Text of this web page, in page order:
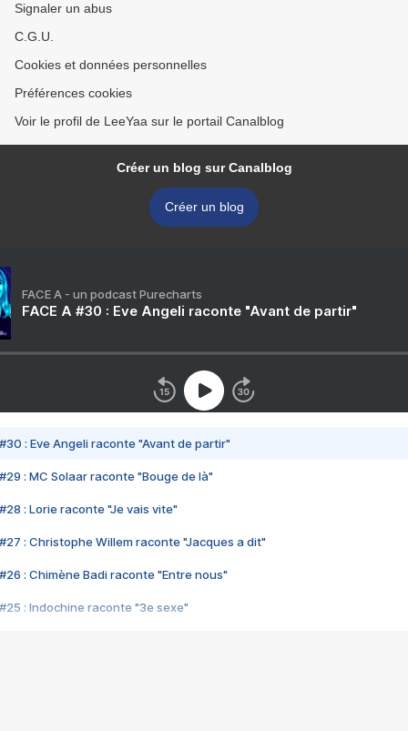
Signaler un abus
C.G.U.
Cookies et données personnelles
Préférences cookies
Voir le profil de LeeYaa sur le portail Canalblog
Créer un blog sur Canalblog
Créer un blog
FACE A - un podcast Purecharts
FACE A #30 : Eve Angeli raconte "Avant de partir"
#30 : Eve Angeli raconte "Avant de partir"
#29 : MC Solaar raconte "Bouge de là"
#28 : Lorie raconte "Je vais vite"
#27 : Christophe Willem raconte "Jacques a dit"
#26 : Chimène Badi raconte "Entre nous"
#25 : Indochine raconte "3e sexe"